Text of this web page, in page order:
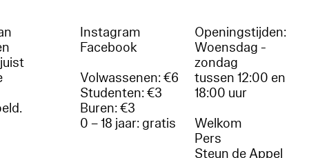
Instagram
Facebook
Volwassenen: €6
Studenten: €3
Buren: €3
0 – 18 jaar: gratis
Openingstijden:
Woensdag -
zondag
tussen 12:00 en
18:00 uur
Welkom
Pers
Steun de Appel